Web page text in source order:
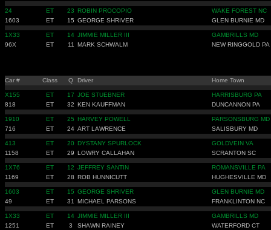
24 ET 23 ROBIN PROCOPIO
WAKE FOREST NC
1603
ET 15 GEORGE SHRIVER GLEN BURNIE MD
1X33 ET 14 JIMMIE MILLER III
GAMBRILLS MD
96X
ET 11 MARK SCHWALM NEW RINGGOLD PA
Car # Class Q Driver Home Town
X155 ET 17 JOE STUEBNER
HARRISBURG PA
818
ET 32 KEN KAUFFMAN DUNCANNON PA
1910 ET 25 HARVEY POWELL
PARSONSBURG MD
716
ET 24 ART LAWRENCE SALISBURY MD
413 ET 20 DYSTANY SPURLOCK
GOLDVEIN VA
1158
ET 29 LOWRY CALLAHAN SCRANTON SC
1X76 ET 12 JEFFREY SANTIN
ROMANSVILLE PA
1169
ET 28 ROB HUNNICUTT HUGHESVILLE MD
1603 ET 15 GEORGE SHRIVER
GLEN BURNIE MD
49
ET 31 MICHAEL PARSONS FRANKLINTON NC
1X33 ET 14 JIMMIE MILLER III
GAMBRILLS MD
1251
ET 3 SHAWN RAINEY WATERFORD CT